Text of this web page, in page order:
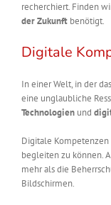
recherchiert. Finden
der Zukunftbenötigt.
Digitale
In einer Welt, in der
eine unglaubliche
Technologienund
Digitale
begleiten zu können.
mehr als die
Bildschirmen.